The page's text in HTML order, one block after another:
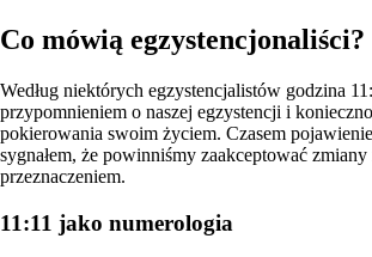
Co mówią egzystencjonaliści?
Według niektórych egzystencjalistów godzina
przypomnieniem o naszej egzystencji i
pokierowania swoim życiem. Czasem
sygnałem, że powinniśmy zaakceptować
przeznaczeniem.
11:11 jako numerologia